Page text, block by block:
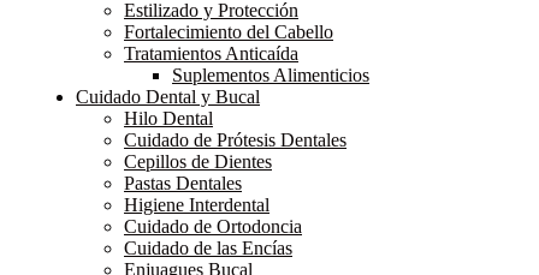
Estilizado y Protección
Fortalecimiento del Cabello
Tratamientos Anticaída
Suplementos Alimenticios
Cuidado Dental y Bucal
Hilo Dental
Cuidado de Prótesis Dentales
Cepillos de Dientes
Pastas Dentales
Higiene Interdental
Cuidado de Ortodoncia
Cuidado de las Encías
Enjuagues Bucal